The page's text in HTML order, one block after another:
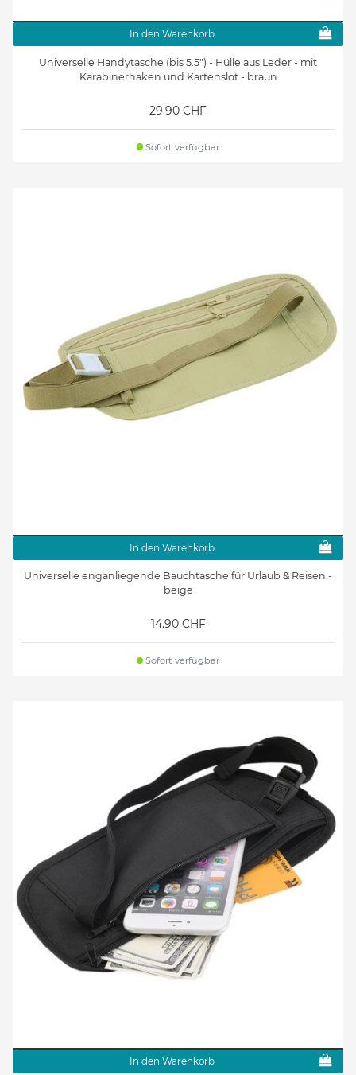
In den Warenkorb
Universelle Handytasche (bis 5.5") - Hülle aus Leder - mit
Karabinerhaken und Kartenslot - braun
29.90 CHF
Sofort verfügbar
In den Warenkorb
Universelle enganliegende Bauchtasche für Urlaub & Reisen -
beige
14.90 CHF
Sofort verfügbar
In den Warenkorb